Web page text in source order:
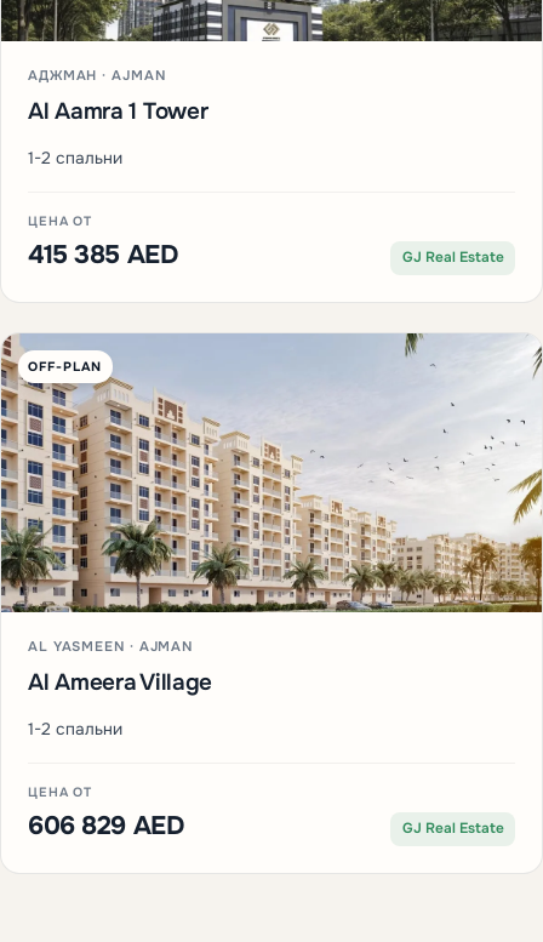
АДЖМАН · AJMAN
Al Aamra 1 Tower
1-2 спальни
ЦЕНА ОТ
415 385 AED GJ Real Estate
OFF-PLAN
AL YASMEEN · AJMAN
Al Ameera Village
1-2 спальни
ЦЕНА ОТ
606 829 AED GJ Real Estate